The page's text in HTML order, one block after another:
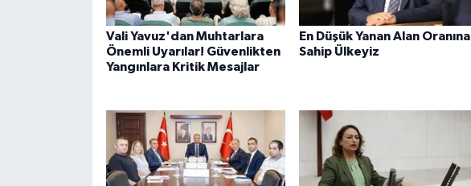
Vali Yavuz'dan Muhtarlara
Önemli Uyarılar! Güvenlikten
Yangınlara Kritik Mesajlar
En Düşük Yanan Alan Oranına
Sahip Ülkeyiz